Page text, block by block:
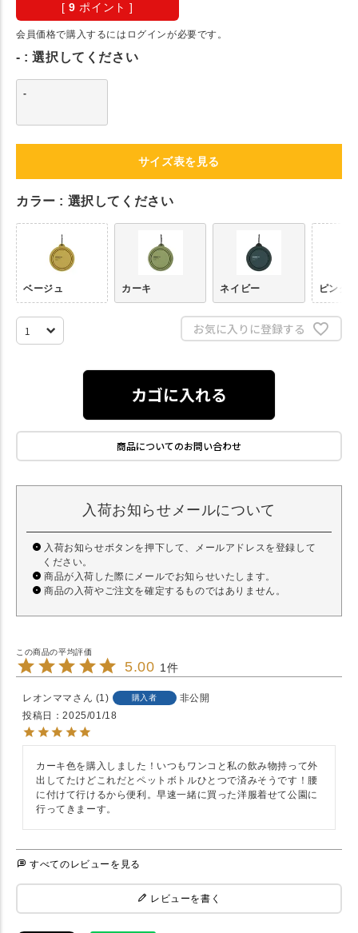
[ 9 ポイント ]
会員価格で購入するにはログインが必要です。
- 選択してください
-
サイズ表を見る
カラー 選択してください
ベージュ カーキ ネイビー ピンク
お気に入りに登録する
カゴに入れる
商品についてのお問い合わせ
入荷お知らせメールについて
入荷お知らせボタンを押下して、メールアドレスを登録して
ください。
商品が入荷した際にメールでお知らせいたします。
商品の入荷やご注文を確定するものではありません。
5.00 1
レオンママ 1 購入者
非公開
投稿日
2025/01/18
カーキ色を購入しました！いつもワンコと私の飲み物持って外
出してたけどこれだとペットボトルひとつで済みそうです！腰
に付けて行けるから便利。早速一緒に買った洋服着せて公園に
行ってきまーす。
すべてのレビューを見る
レビューを書く